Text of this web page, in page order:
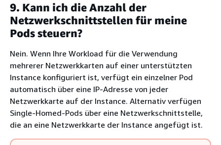
9. Kann ich die Anzahl der
Netzwerkschnittstellen für meine
Pods steuern?
Nein. Wenn Ihre Workload für die Verwendung
mehrerer Netzwerkkarten auf einer unterstützten
Instance konfiguriert ist, verfügt ein einzelner Pod
automatisch über eine IP-Adresse von jeder
Netzwerkkarte auf der Instance. Alternativ verfügen
Single-Homed-Pods über eine Netzwerkschnittstelle,
die an eine Netzwerkkarte der Instance angefügt ist.